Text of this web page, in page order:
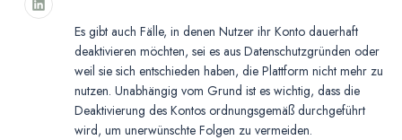
Es gibt auch Fälle, in denen Nutzer ihr Konto dauerhaft
deaktivieren möchten, sei es aus Datenschutzgründen oder
weil sie sich entschieden haben, die Plattform nicht mehr zu
nutzen. Unabhängig vom Grund ist es wichtig, dass die
Deaktivierung des Kontos ordnungsgemäß durchgeführt
wird, um unerwünschte Folgen zu vermeiden.